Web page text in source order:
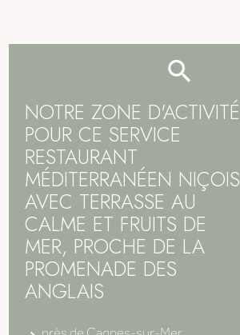
NOTRE ZONE D'ACTIVITÉ
POUR CE SERVICE
RESTAURANT
MÉDITERRANÉEN NIÇOIS
AVEC TERRASSE AU
CALME ET FRUITS DE
MER, PROCHE DE LA
PROMENADE DES
ANGLAIS